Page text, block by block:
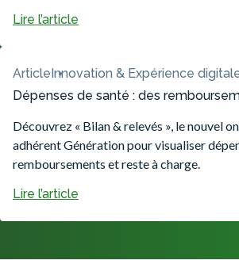
Lire l’article
ArticleInnovation & Expérience
Dépenses de santé : des
Découvrez « Bilan & relevés », le nouvel
adhérent Génération pour visualiser
remboursements et reste à charge.
Lire l’article